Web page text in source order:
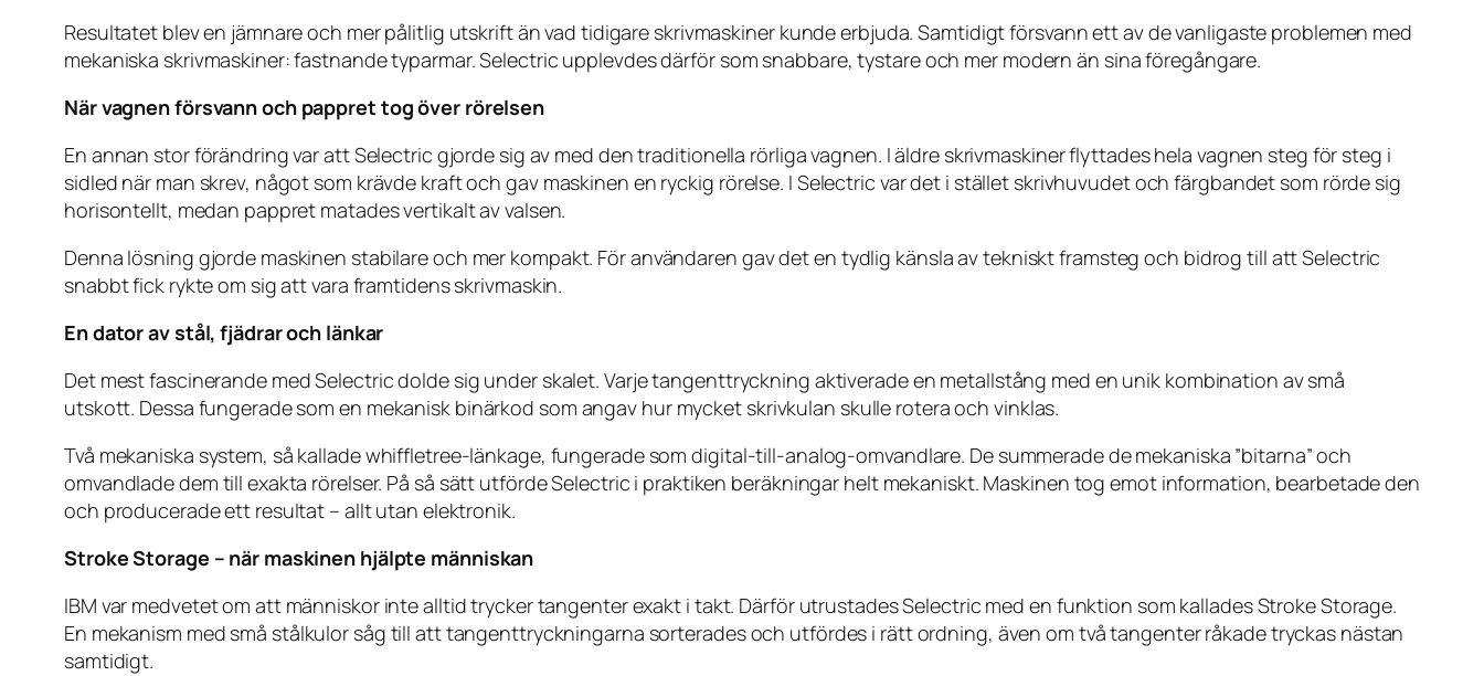
Resultatet blev en jämnare och mer pålitlig utskrift än vad tidigare skrivmaskiner kunde erbjuda. Samtidigt försvann ett av de vanligaste problemen med
mekaniska skrivmaskiner: fastnande typarmar. Selectric upplevdes därför som snabbare, tystare och mer modern än sina föregångare.
När vagnen försvann och pappret tog över rörelsen
En annan stor förändring var att Selectric gjorde sig av med den traditionella rörliga vagnen. I äldre skrivmaskiner flyttades hela vagnen steg för steg i
sidled när man skrev, något som krävde kraft och gav maskinen en ryckig rörelse. I Selectric var det i stället skrivhuvudet och färgbandet som rörde sig
horisontellt, medan pappret matades vertikalt av valsen.
Denna lösning gjorde maskinen stabilare och mer kompakt. För användaren gav det en tydlig känsla av tekniskt framsteg och bidrog till att Selectric
snabbt fick rykte om sig att vara framtidens skrivmaskin.
En dator av stål, fjädrar och länkar
Det mest fascinerande med Selectric dolde sig under skalet. Varje tangenttryckning aktiverade en metallstång med en unik kombination av små
utskott. Dessa fungerade som en mekanisk binärkod som angav hur mycket skrivkulan skulle rotera och vinklas.
Två mekaniska system, så kallade whiffletree-länkage, fungerade som digital-till-analog-omvandlare. De summerade de mekaniska ”bitarna” och
omvandlade dem till exakta rörelser. På så sätt utförde Selectric i praktiken beräkningar helt mekaniskt. Maskinen tog emot information, bearbetade den
och producerade ett resultat – allt utan elektronik.
Stroke Storage – när maskinen hjälpte människan
IBM var medvetet om att människor inte alltid trycker tangenter exakt i takt. Därför utrustades Selectric med en funktion som kallades Stroke Storage.
En mekanism med små stålkulor såg till att tangenttryckningarna sorterades och utfördes i rätt ordning, även om två tangenter råkade tryckas nästan
samtidigt.